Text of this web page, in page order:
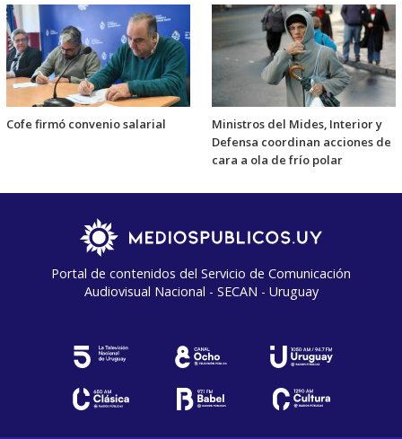
Cofe firmó convenio salarial
Ministros del Mides, Interior y
Defensa coordinan acciones de
cara a ola de frío polar
Portal de contenidos del Servicio de Comunicación
Audiovisual Nacional - SECAN - Uruguay